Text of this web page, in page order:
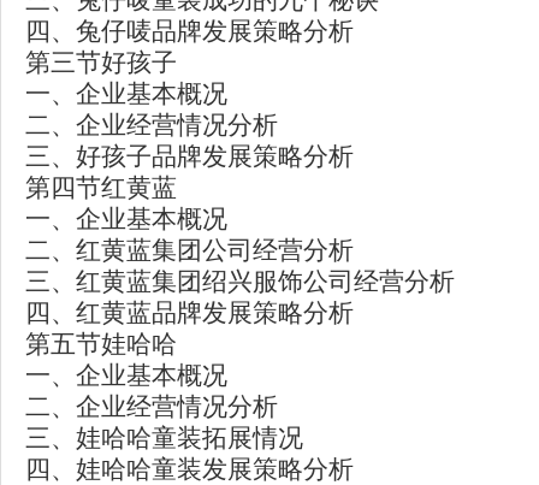
四、兔仔唛品牌发展策略分析
第三节好孩子
一、企业基本概况
二、企业经营情况分析
三、好孩子品牌发展策略分析
第四节红黄蓝
一、企业基本概况
二、红黄蓝集团公司经营分析
三、红黄蓝集团绍兴服饰公司经营分析
四、红黄蓝品牌发展策略分析
第五节娃哈哈
一、企业基本概况
二、企业经营情况分析
三、娃哈哈童装拓展情况
四、娃哈哈童装发展策略分析